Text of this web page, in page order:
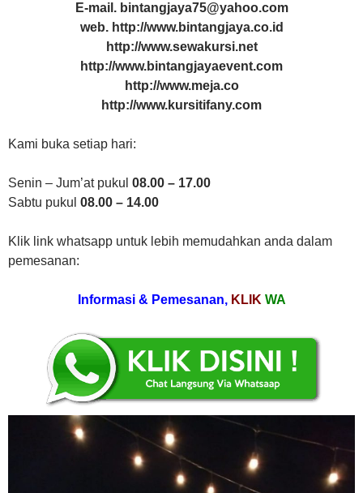
E-mail. bintangjaya75@yahoo.com
web. http://www.bintangjaya.co.id
http://www.sewakursi.net
http://www.bintangjayaevent.com
http://www.meja.co
http://www.kursitifany.com
Kami buka setiap hari:
Senin – Jum’at pukul 08.00 – 17.00
Sabtu pukul 08.00 – 14.00
Klik link whatsapp untuk lebih memudahkan anda dalam
pemesanan:
Informasi & Pemesanan, KLIK WA